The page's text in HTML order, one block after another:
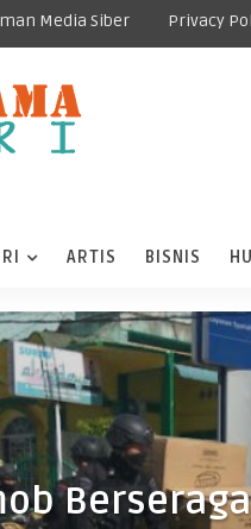
Media Siber Privacy
ARTIS BISNIS